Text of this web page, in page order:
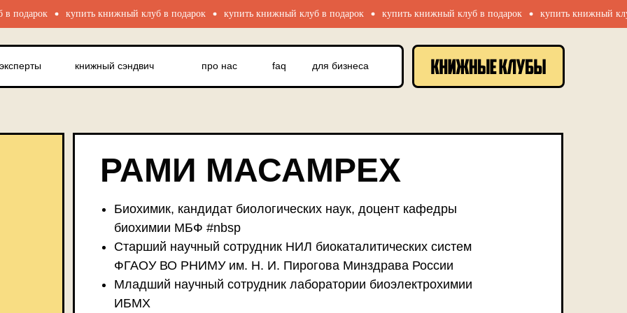
купить книжный клуб в подарок купить книжный клуб в подарок купить книжный клуб в подарок купить книжный клуб в
про нас
книжный сэндвич faq для бизнеса
эксперты
РАМИ МАСАМРЕХ
Биохимик, кандидат биологических наук, доцент кафедры
биохимии МБФ #nbsp
Старший научный сотрудник НИЛ биокаталитических систем
ФГАОУ ВО РНИМУ им. Н. И. Пирогова Минздрава России
Младший научный сотрудник лаборатории биоэлектрохимии
ИБМХ